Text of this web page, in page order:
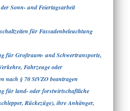
Sonn- und Feiertagsarbeit
für Fassadenbeleuchtung
für Großraum- und Schwertransporte,
Fahrzeuge oder
nach § 70 StVZO beantragen
für land- oder forstwirtschaftliche
Rückezüge), ihre Anhänger,